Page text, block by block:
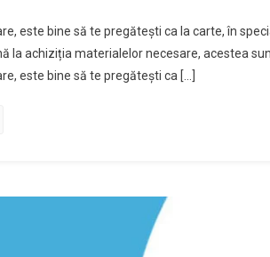
este bine să te pregătești ca la carte, în
la achiziția materialelor necesare, acestea
este bine să te pregătești ca […]